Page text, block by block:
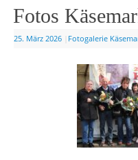
Fotos
25. März 2026 Fotogalerie